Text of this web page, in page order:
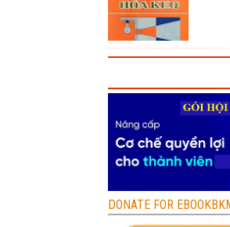
DONATE FOR